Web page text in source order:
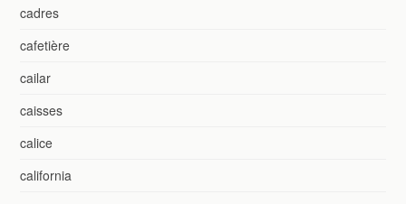
cadres
cafetière
cailar
caisses
calice
california